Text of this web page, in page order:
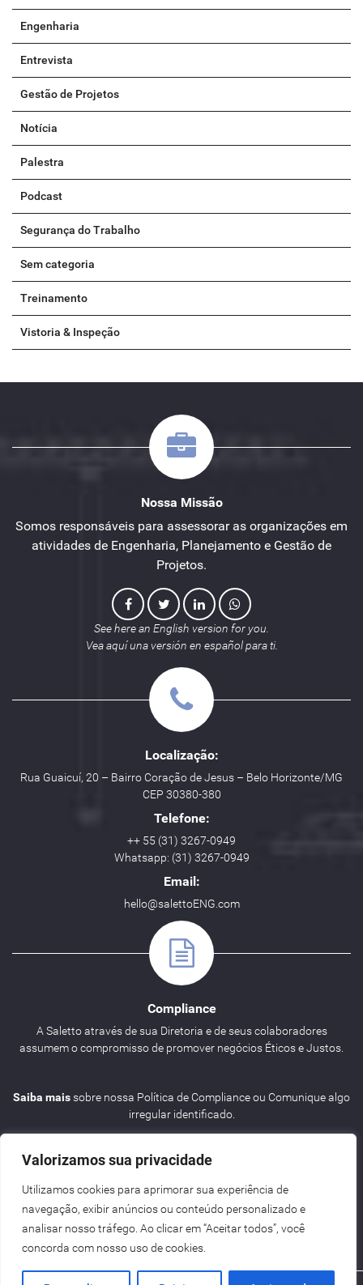
Valorizamos sua privacidade
Utilizamos cookies para aprimorar sua experiência de
navegação, exibir anúncios ou conteúdo personalizado e
analisar nosso tráfego. Ao clicar em “Aceitar todos”, você
concorda com nosso uso de cookies.
Engenharia
Entrevista
Gestão de Projetos
Notícia
Palestra
Podcast
Segurança do Trabalho
Sem categoria
Treinamento
Vistoria & Inspeção
Nossa Missão
Somos responsáveis para assessorar as organizações em
atividades de Engenharia, Planejamento e Gestão de
Projetos.
See here an English version for you.
Vea aquí una versión en español para ti.
Localização:
Rua Guaicuí, 20 – Bairro Coração de Jesus – Belo Horizonte/MG
CEP 30380-380
Telefone:
++ 55 (31) 3267-0949
Whatsapp: (31) 3267-0949
Email:
hello@salettoENG.com
Compliance
A Saletto através de sua Diretoria e de seus colaboradores
assumem o compromisso de promover negócios Éticos e Justos.
Saiba maissobre nossa Política de Compliance ou Comunique algo
irregular identificado.
Agenda